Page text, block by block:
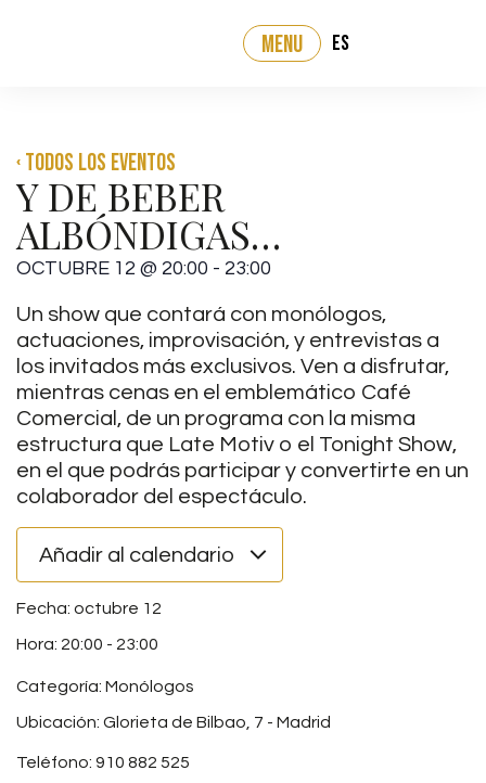
MENU ES
‹ Todos los eventos
Y DE BEBER
ALBÓNDIGAS…
OCTUBRE 12 @ 20:00 - 23:00
Un show que contará con monólogos,
actuaciones, improvisación, y entrevistas a
los invitados más exclusivos. Ven a disfrutar,
mientras cenas en el emblemático Café
Comercial, de un programa con la misma
estructura que Late Motiv o el Tonight Show,
en el que podrás participar y convertirte en un
colaborador del espectáculo.
Añadir al calendario
octubre 12
20:00 - 23:00
Categoría: Monólogos
Ubicación: Glorieta de Bilbao, 7 - Madrid
Teléfono: 910 882 525